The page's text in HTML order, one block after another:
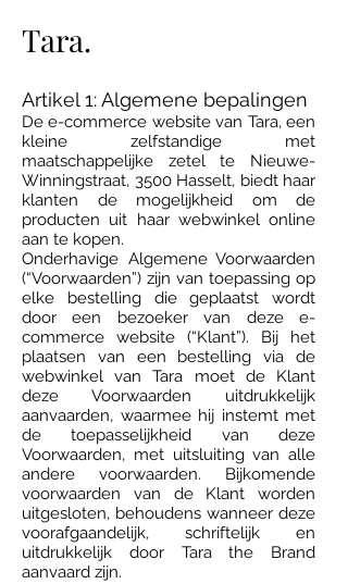
Tara.
Artikel 1: Algemene bepalingen
De e-commerce website van Tara, een
kleine zelfstandige met
maatschappelijke zetel te Nieuwe-
Winningstraat, 3500 Hasselt, biedt haar
klanten de mogelijkheid om de
producten uit haar webwinkel online
aan te kopen.
Onderhavige Algemene Voorwaarden
(“Voorwaarden”) zijn van toepassing op
elke bestelling die geplaatst wordt
door een bezoeker van deze e-
commerce website (“Klant”). Bij het
plaatsen van een bestelling via de
webwinkel van Tara moet de Klant
deze Voorwaarden uitdrukkelijk
aanvaarden, waarmee hij instemt met
de toepasselijkheid van deze
Voorwaarden, met uitsluiting van alle
andere voorwaarden. Bijkomende
voorwaarden van de Klant worden
uitgesloten, behoudens wanneer deze
voorafgaandelijk, schriftelijk en
uitdrukkelijk door Tara the Brand
aanvaard zijn.